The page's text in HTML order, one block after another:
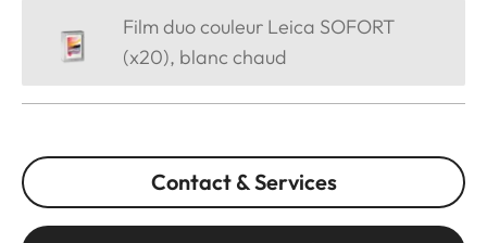
Film duo couleur Leica SOFORT
(x20), blanc chaud
Contact & Services